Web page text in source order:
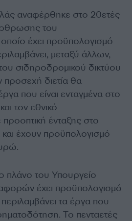
αναφέρθηκε στο 20ετές
του
έχει προϋπολογισμό
μεταξύ άλλων,
σιδηροδρομικού δικτύου
διετία θα
που είναι ενταγμένα στο
τον εθνικό
ένταξης στο
έχουν προϋπολογισμό
του Υπουργείο
έχει προϋπολογισμό
τα έργα που
Το πενταετές